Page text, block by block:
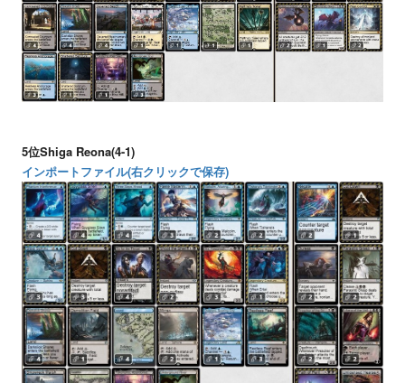
5位Shiga Reona(4-1)
インポートファイル(右クリックで保存)